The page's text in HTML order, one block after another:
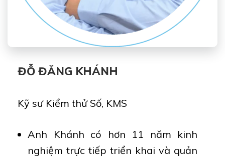
ĐỖ ĐĂNG KHÁNH
Kỹ sư Kiểm thử Số, KMS
Anh Khánh có hơn 11 năm kinh
nghiệm trực tiếp triển khai và quản